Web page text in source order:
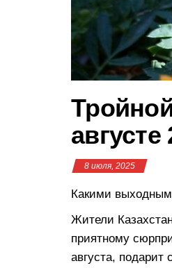
августе
8 июля, 2025
Какими
Жители
приятному
августа, подарит